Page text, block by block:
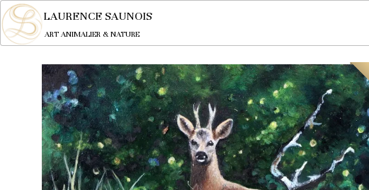
LAURENCE SAUNOIS
ART ANIMALIER & NATURE